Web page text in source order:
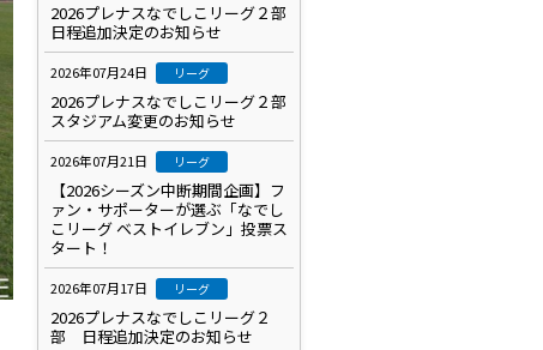
2026プレナスなでしこリーグ２部
日程追加決定のお知らせ
2026年07月24日 リーグ
2026プレナスなでしこリーグ２部
スタジアム変更のお知らせ
2026年07月21日 リーグ
【2026シーズン中断期間企画】フ
ァン・サポーターが選ぶ「なでし
こリーグ ベストイレブン」投票ス
タート！
2026年07月17日 リーグ
2026プレナスなでしこリーグ２
部 日程追加決定のお知らせ